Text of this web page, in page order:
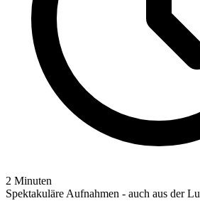
2 Minuten
Spektakuläre Aufnahmen - auch aus der